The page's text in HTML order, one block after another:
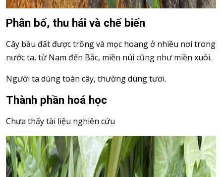
Phân bố, thu hái và chế biến
Cây bầu đất được trồng và mọc hoang ở nhiều nơi trong
nước ta, từ Nam đến Bắc, miền núi cũng như miền xuôi.
Người ta dùng toàn cây, thường dùng tươi.
Thành phần hoá học
Chưa thấy tài liệu nghiên cứu